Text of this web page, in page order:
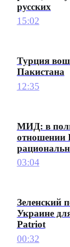
русских
15:02
Турция
Пакистана
12:35
МИД: в
отношении
03:04
Зеленский
Украине
Patriot
00:32